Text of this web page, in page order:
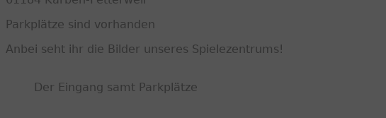
Parkplätze sind vorhanden
Anbei seht ihr die Bilder unseres Spielezentrums!
Der Eingang samt Parkplätze